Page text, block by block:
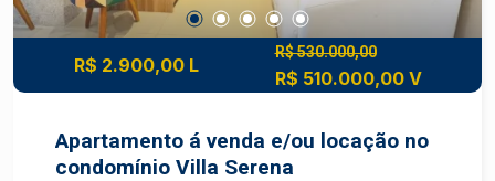
R$ 2.900,00 L
R$ 530.000,00
R$ 510.000,00 V
Apartamento á venda e/ou locação no
condomínio Villa Serena